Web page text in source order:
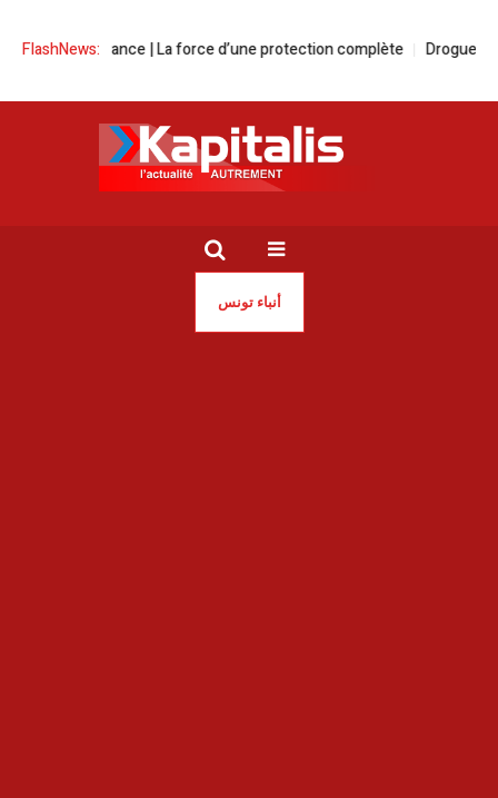
FlashNews:
Prévoyance | La force d’une protection complète Drogue |
أنباء تونس